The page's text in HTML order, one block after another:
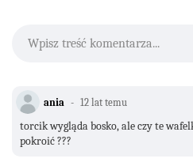
Wpisz treść komentarza...
ania 12 lat temu
torcik wygląda bosko, ale czy te
pokroić ???